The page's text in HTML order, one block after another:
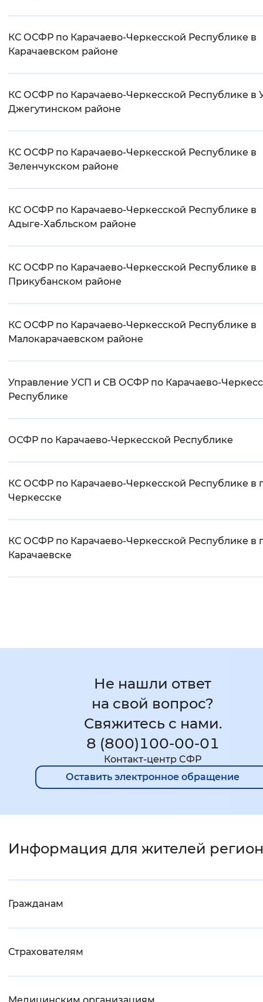
КС ОСФР по Карачаево-Черкесской Республике в
Карачаевском районе
КС ОСФР по Карачаево-Черкесской Республике в
Джегутинском районе
КС ОСФР по Карачаево-Черкесской Республике в
Зеленчукском районе
КС ОСФР по Карачаево-Черкесской Республике в
Адыге-Хабльском районе
КС ОСФР по Карачаево-Черкесской Республике в
Прикубанском районе
КС ОСФР по Карачаево-Черкесской Республике в
Малокарачаевском районе
Управление УСП и СВ ОСФР по Карачаево-
Республике
ОСФР по Карачаево-Черкесской Республике
КС ОСФР по Карачаево-Черкесской Республике в
Черкесске
КС ОСФР по Карачаево-Черкесской Республике в
Карачаевске
Не нашли ответ
на свой вопрос?
Свяжитесь с нами.
8 (800)100-00-01
Контакт-центр CФР
Оставить электронное обращение
Информация для жителей
Гражданам
Страхователям